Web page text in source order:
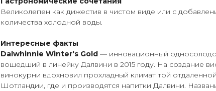
Великолепен как дижестив в чистом виде или с
количества холодной воды.
Интересные факты
Dalwhinnie Winter's Gold — инновационный
вошедший в линейку Далвини в 2015 году. На создание
винокурни вдохновил прохладный климат той
Шотландии, где и производятся напитки Далвини.